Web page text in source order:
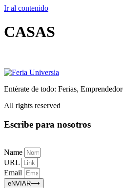
Ir al contenido
CASAS
Entérate de todo: Ferias,
All rights reserved
Escribe para nosotros
Name
URL
Email
eNVIAR⟶